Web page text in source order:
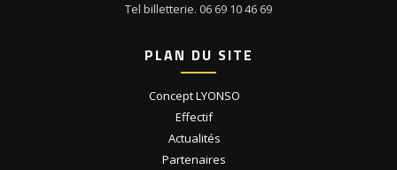
Tel billetterie. 06 69 10 46 69
PLAN DU SITE
Concept LYONSO
Effectif
Actualités
Partenaires